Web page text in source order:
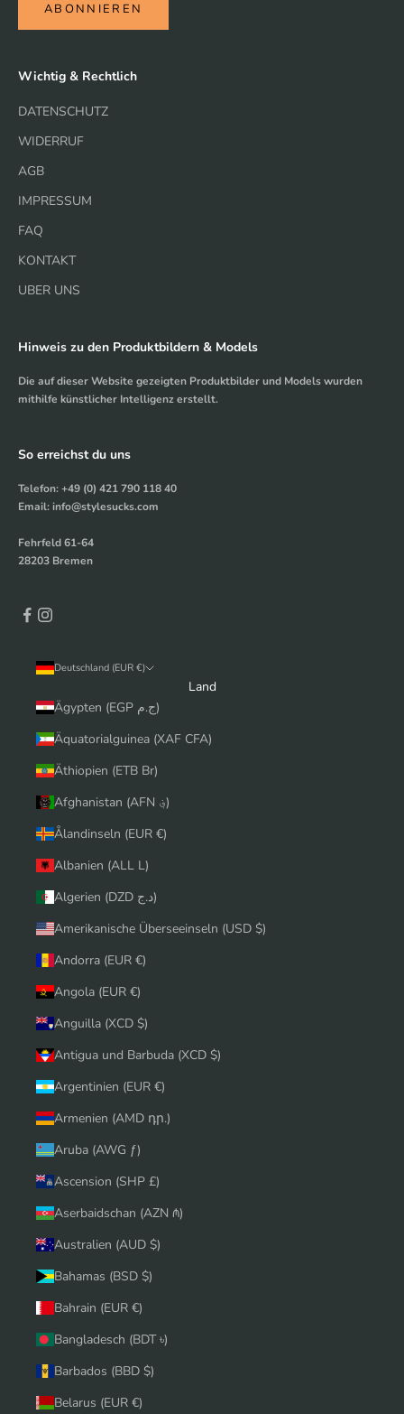
ABONNIEREN
Wichtig & Rechtlich
DATENSCHUTZ
WIDERRUF
AGB
IMPRESSUM
FAQ
KONTAKT
UBER UNS
Hinweis zu den Produktbildern & Models
Die auf dieser Website gezeigten Produktbilder und Models wurden
mithilfe künstlicher Intelligenz erstellt.
So erreichst du uns
Telefon: +49 (0) 421 790 118 40
Email: info@stylesucks.com
Fehrfeld 61-64
28203 Bremen
Deutschland (EUR €)
Land
Ägypten (EGP ج.م)
Äquatorialguinea (XAF CFA)
Äthiopien (ETB Br)
Afghanistan (AFN ؋)
Ålandinseln (EUR €)
Albanien (ALL L)
Algerien (DZD د.ج)
Amerikanische Überseeinseln (USD $)
Andorra (EUR €)
Angola (EUR €)
Anguilla (XCD $)
Antigua und Barbuda (XCD $)
Argentinien (EUR €)
Armenien (AMD դր.)
Aruba (AWG ƒ)
Ascension (SHP £)
Aserbaidschan (AZN ₼)
Australien (AUD $)
Bahamas (BSD $)
Bahrain (EUR €)
Bangladesch (BDT ৳)
Barbados (BBD $)
Belarus (EUR €)